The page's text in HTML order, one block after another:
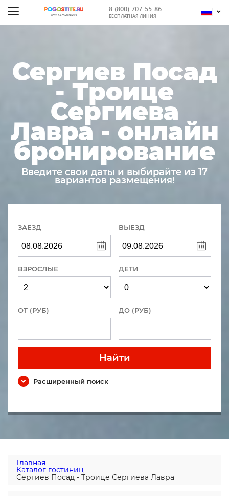
8 (800) 707-55-86
БЕСПЛАТНАЯ ЛИНИЯ
Сергиев Посад
- Троице
Сергиева
Лавра - онлайн
бронирование
Введите свои даты и выбирайте из 17
вариантов размещения!
ЗАЕЗД ВЫЕЗД
ВЗРОСЛЫЕ ДЕТИ
ОТ (РУБ) ДО (РУБ)
Найти
Расширенный поиск
Главная
Каталог гостиниц
Сергиев Посад - Троице Сергиева Лавра